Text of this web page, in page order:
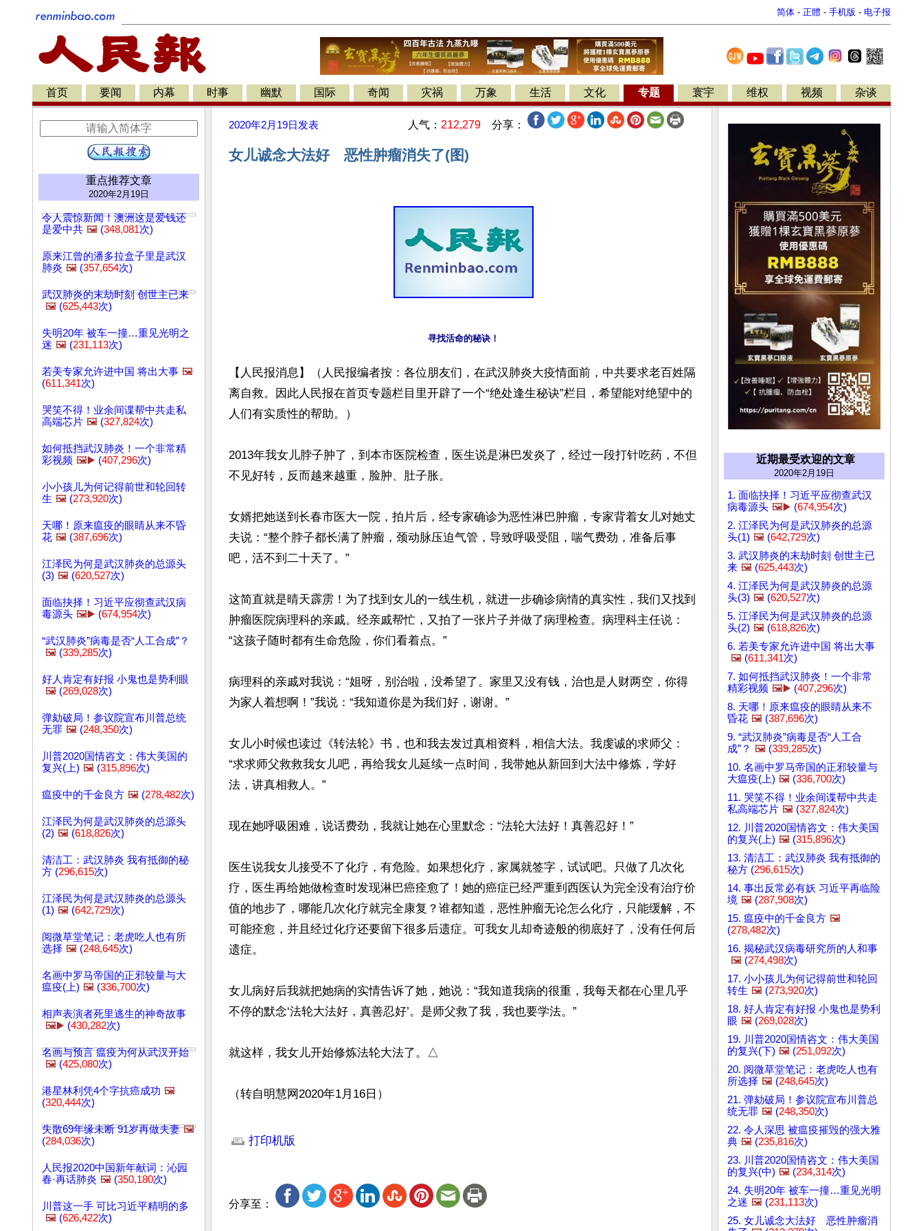
简体 - 正體 - 手机版 - 电子报
首页 要闻 内幕 时事 幽默 国际 奇闻 灾祸 万象 生活 文化 专题 寰宇 维权 视频 杂谈
重点推荐文章
2020年2月19日
令人震惊新闻！澳洲这是爱钱还
是爱中共 🖼️ (348,081次)
原来江曾的潘多拉盒子里是武汉
肺炎 🖼️ (357,654次)
武汉肺炎的末劫时刻 创世主已来
🖼️ (625,443次)
失明20年 被车一撞…重见光明之
迷 🖼️ (231,113次)
若美专家允许进中国 将出大事 🖼️
(611,341次)
哭笑不得！业余间谍帮中共走私
高端芯片 🖼️ (327,824次)
如何抵挡武汉肺炎！一个非常精
彩视频 🖼️▶️ (407,296次)
小小孩儿为何记得前世和轮回转
生 🖼️ (273,920次)
天哪！原来瘟疫的眼睛从来不昏
花 🖼️ (387,696次)
江泽民为何是武汉肺炎的总源头
(3) 🖼️ (620,527次)
面临抉择！习近平应彻查武汉病
毒源头 🖼️▶️ (674,954次)
“武汉肺炎”病毒是否“人工合成”？
🖼️ (339,285次)
好人肯定有好报 小鬼也是势利眼
🖼️ (269,028次)
弹劾破局！参议院宣布川普总统
无罪 🖼️ (248,350次)
川普2020国情咨文：伟大美国的
复兴(上) 🖼️ (315,896次)
瘟疫中的千金良方 🖼️ (278,482次)
江泽民为何是武汉肺炎的总源头
(2) 🖼️ (618,826次)
清洁工：武汉肺炎 我有抵御的秘
方 (296,615次)
江泽民为何是武汉肺炎的总源头
(1) 🖼️ (642,729次)
阅微草堂笔记：老虎吃人也有所
选择 🖼️ (248,645次)
名画中罗马帝国的正邪较量与大
瘟疫(上) 🖼️ (336,700次)
相声表演者死里逃生的神奇故事
🖼️▶️ (430,282次)
名画与预言 瘟疫为何从武汉开始
🖼️ (425,080次)
港星林利凭4个字抗癌成功 🖼️
(320,444次)
失散69年缘未断 91岁再做夫妻 🖼️
(284,036次)
人民报2020中国新年献词：沁园
春·再话肺炎 🖼️ (350,180次)
川普这一手 可比习近平精明的多
🖼️ (626,422次)
2020年2月19日 发表 人气： 212,279 分享：
女儿诚念大法好 恶性肿瘤消失了(图)
寻找活命的秘诀！
【人民报消息】（人民报编者按：各位朋友们，在武汉肺炎大疫情面前，中共要求老百姓隔
离自救。因此人民报在首页专题栏目里开辟了一个“绝处逢生秘诀”栏目，希望能对绝望中的
人们有实质性的帮助。）
2013年我女儿脖子肿了，到本市医院检查，医生说是淋巴发炎了，经过一段打针吃药，不但
不见好转，反而越来越重，脸肿、肚子胀。
女婿把她送到长春市医大一院，拍片后，经专家确诊为恶性淋巴肿瘤，专家背着女儿对她丈
夫说：“整个脖子都长满了肿瘤，颈动脉压迫气管，导致呼吸受阻，喘气费劲，准备后事
吧，活不到二十天了。”
这简直就是晴天霹雳！为了找到女儿的一线生机，就进一步确诊病情的真实性，我们又找到
肿瘤医院病理科的亲戚。经亲戚帮忙，又拍了一张片子并做了病理检查。病理科主任说：
“这孩子随时都有生命危险，你们看着点。”
病理科的亲戚对我说：“姐呀，别治啦，没希望了。家里又没有钱，治也是人财两空，你得
为家人着想啊！”我说：“我知道你是为我们好，谢谢。”
女儿小时候也读过《转法轮》书，也和我去发过真相资料，相信大法。我虔诚的求师父：
“求求师父救救我女儿吧，再给我女儿延续一点时间，我带她从新回到大法中修炼，学好
法，讲真相救人。”
现在她呼吸困难，说话费劲，我就让她在心里默念：“法轮大法好！真善忍好！”
医生说我女儿接受不了化疗，有危险。如果想化疗，家属就签字，试试吧。只做了几次化
疗，医生再给她做检查时发现淋巴癌痊愈了！她的癌症已经严重到西医认为完全没有治疗价
值的地步了，哪能几次化疗就完全康复？谁都知道，恶性肿瘤无论怎么化疗，只能缓解，不
可能痊愈，并且经过化疗还要留下很多后遗症。可我女儿却奇迹般的彻底好了，没有任何后
遗症。
女儿病好后我就把她病的实情告诉了她，她说：“我知道我病的很重，我每天都在心里几乎
不停的默念‘法轮大法好，真善忍好’。是师父救了我，我也要学法。”
就这样，我女儿开始修炼法轮大法了。△
（转自明慧网2020年1月16日）
打印机版
分享至：
近期最受欢迎的文章
2020年2月19日
1. 面临抉择！习近平应彻查武汉
病毒源头 🖼️▶️ (674,954次)
2. 江泽民为何是武汉肺炎的总源
头(1) 🖼️ (642,729次)
3. 武汉肺炎的末劫时刻 创世主已
来 🖼️ (625,443次)
4. 江泽民为何是武汉肺炎的总源
头(3) 🖼️ (620,527次)
5. 江泽民为何是武汉肺炎的总源
头(2) 🖼️ (618,826次)
6. 若美专家允许进中国 将出大事
🖼️ (611,341次)
7. 如何抵挡武汉肺炎！一个非常
精彩视频 🖼️▶️ (407,296次)
8. 天哪！原来瘟疫的眼睛从来不
昏花 🖼️ (387,696次)
9. “武汉肺炎”病毒是否“人工合
成”？ 🖼️ (339,285次)
10. 名画中罗马帝国的正邪较量与
大瘟疫(上) 🖼️ (336,700次)
11. 哭笑不得！业余间谍帮中共走
私高端芯片 🖼️ (327,824次)
12. 川普2020国情咨文：伟大美国
的复兴(上) 🖼️ (315,896次)
13. 清洁工：武汉肺炎 我有抵御的
秘方 (296,615次)
14. 事出反常必有妖 习近平再临险
境 🖼️ (287,908次)
15. 瘟疫中的千金良方 🖼️
(278,482次)
16. 揭秘武汉病毒研究所的人和事
🖼️ (274,498次)
17. 小小孩儿为何记得前世和轮回
转生 🖼️ (273,920次)
18. 好人肯定有好报 小鬼也是势利
眼 🖼️ (269,028次)
19. 川普2020国情咨文：伟大美国
的复兴(下) 🖼️ (251,092次)
20. 阅微草堂笔记：老虎吃人也有
所选择 🖼️ (248,645次)
21. 弹劾破局！参议院宣布川普总
统无罪 🖼️ (248,350次)
22. 令人深思 被瘟疫摧毁的强大雅
典 🖼️ (235,816次)
23. 川普2020国情咨文：伟大美国
的复兴(中) 🖼️ (234,314次)
24. 失明20年 被车一撞…重见光明
之迷 🖼️ (231,113次)
25. 女儿诚念大法好 恶性肿瘤消